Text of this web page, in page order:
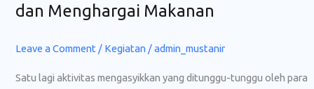
dan Menghargai Makanan
Leave a Comment / Kegiatan /admin_mustanir
Satu lagi aktivitas mengasyikkan yang ditunggu-tunggu oleh para
Class,
Siswa
dan